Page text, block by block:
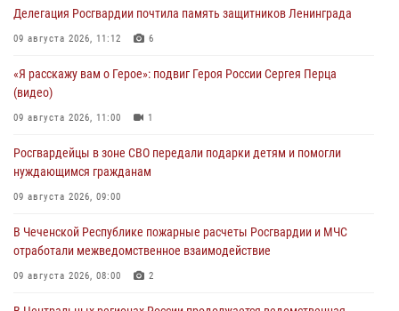
Делегация Росгвардии почтила память защитников Ленинграда
09 августа 2026, 11:12 6
«Я расскажу вам о Герое»: подвиг Героя России Сергея Перца
(видео)
09 августа 2026, 11:00 1
Росгвардейцы в зоне СВО передали подарки детям и помогли
нуждающимся гражданам
09 августа 2026, 09:00
В Чеченской Республике пожарные расчеты Росгвардии и МЧС
отработали межведомственное взаимодействие
09 августа 2026, 08:00 2